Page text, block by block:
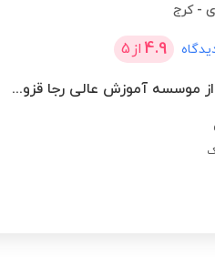
- کرج
4.9 از 5
کارشناسی مترجمی زبان انگلیسی از موسسه آموزش عالی رجا قزوین